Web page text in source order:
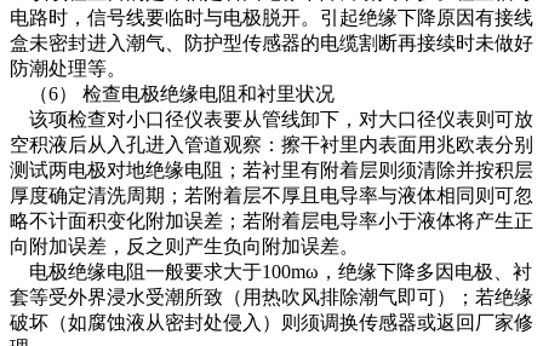
电路时，信号线要临时与电极脱开。引起绝缘下降原因有接线
盒未密封进入潮气、防护型传感器的电缆割断再接续时未做好
防潮处理等。
（6） 检查电极绝缘电阻和衬里状况
该项检查对小口径仪表要从管线卸下，对大口径仪表则可放
空积液后从入孔进入管道观察：擦干衬里内表面用兆欧表分别
测试两电极对地绝缘电阻；若衬里有附着层则须清除并按积层
厚度确定清洗周期；若附着层不厚且电导率与液体相同则可忽
略不计面积变化附加误差；若附着层电导率小于液体将产生正
向附加误差，反之则产生负向附加误差。
电极绝缘电阻一般要求大于100mω，绝缘下降多因电极、衬
套等受外界浸水受潮所致（用热吹风排除潮气即可）；若绝缘
破坏（如腐蚀液从密封处侵入）则须调换传感器或返回厂家修